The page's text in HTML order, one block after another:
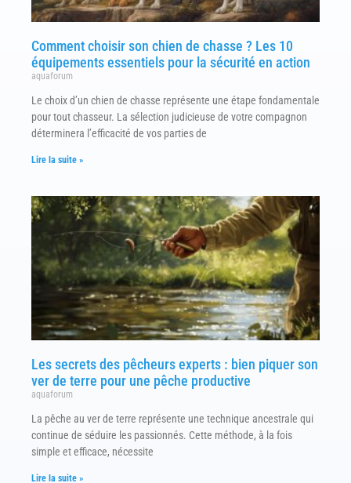
Comment choisir son chien de chasse ? Les 10
équipements essentiels pour la sécurité en action
aquaforum
Le choix d’un chien de chasse représente une étape fondamentale
pour tout chasseur. La sélection judicieuse de votre compagnon
déterminera l’efficacité de vos parties de
Lire la suite »
Les secrets des pêcheurs experts : bien piquer son
ver de terre pour une pêche productive
aquaforum
La pêche au ver de terre représente une technique ancestrale qui
continue de séduire les passionnés. Cette méthode, à la fois
simple et efficace, nécessite
Lire la suite »